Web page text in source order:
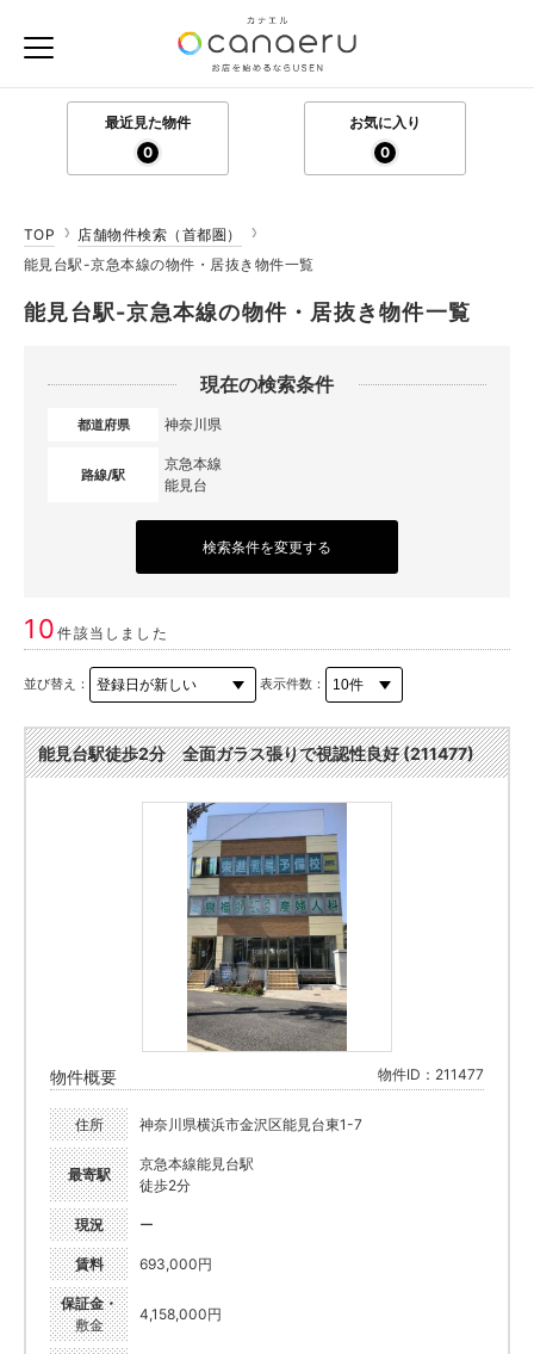
最近見た物件
0
お気に入り
0
TOP
店舗物件検索（首都圏）
能見台駅-京急本線の物件・居抜き物件一覧
能見台駅-京急本線の物件・居抜き物件一覧
現在の検索条件
都道府県 神奈川県
路線/駅
京急本線
能見台
検索条件を変更する
10件該当しました
並び替え： 表示件数：
能見台駅徒歩2分 全面ガラス張りで視認性良好 (211477)
物件概要 物件ID：211477
住所 神奈川県横浜市金沢区能見台東1-7
最寄駅
京急本線能見台駅
徒歩2分
現況 ー
賃料 693,000円
保証金・
敷金
4,158,000円